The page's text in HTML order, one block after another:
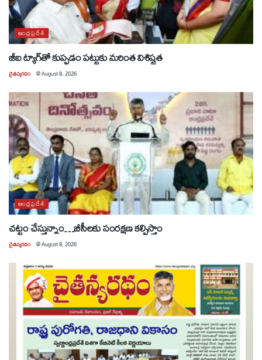
ఆంధ్రప్రదేశ్
జీఐ ట్యాగ్‌తో కుప్పడం పట్టుకు మరింత విశిష్టత
చైతన్యరధం @August 8, 2026
ఆంధ్రప్రదేశ్
చట్టం చేస్తున్నాం…బీసీలకు సంరక్షణ కల్పిస్తాం
చైతన్యరధం @August 8, 2026